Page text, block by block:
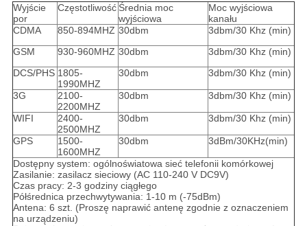
Wyjście
por
Częstotliwość Średnia moc
wyjściowa
Moc wyjściowa
kanału
CDMA
850-894MHZ 30dbm
3dbm/30 Khz (min)
GSM
930-960MHZ 30dbm
3dbm/30 Khz (min)
DCS/PHS 1805-
1990MHZ
30dbm 3dbm/30 Khz (min)
3G
2100-
2200MHZ
30dbm 3dbm/30 Khz (min)
WIFI
2400-
2500MHZ
30dbm 3dbm/30 Khz (min)
GPS
1500-
1600MHZ
30dbm 3dBm/30KHz(min)
Dostępny system: ogólnoświatowa sieć telefonii komórkowej
Zasilanie: zasilacz sieciowy (AC 110-240 V DC9V)
Czas pracy: 2-3 godziny ciągłego
Półśrednica przechwytywania: 1-10 m (-75dBm)
Antena: 6 szt. (Proszę naprawić antenę zgodnie z oznaczeniem
na urządzeniu)